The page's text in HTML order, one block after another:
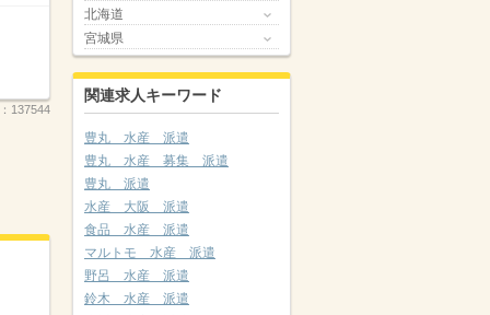
137544
北海道
宮城県
関連求人キーワード
豊丸 水産 派遣
豊丸 水産 募集 派遣
豊丸 派遣
水産 大阪 派遣
食品 水産 派遣
マルトモ 水産 派遣
野呂 水産 派遣
鈴木 水産 派遣